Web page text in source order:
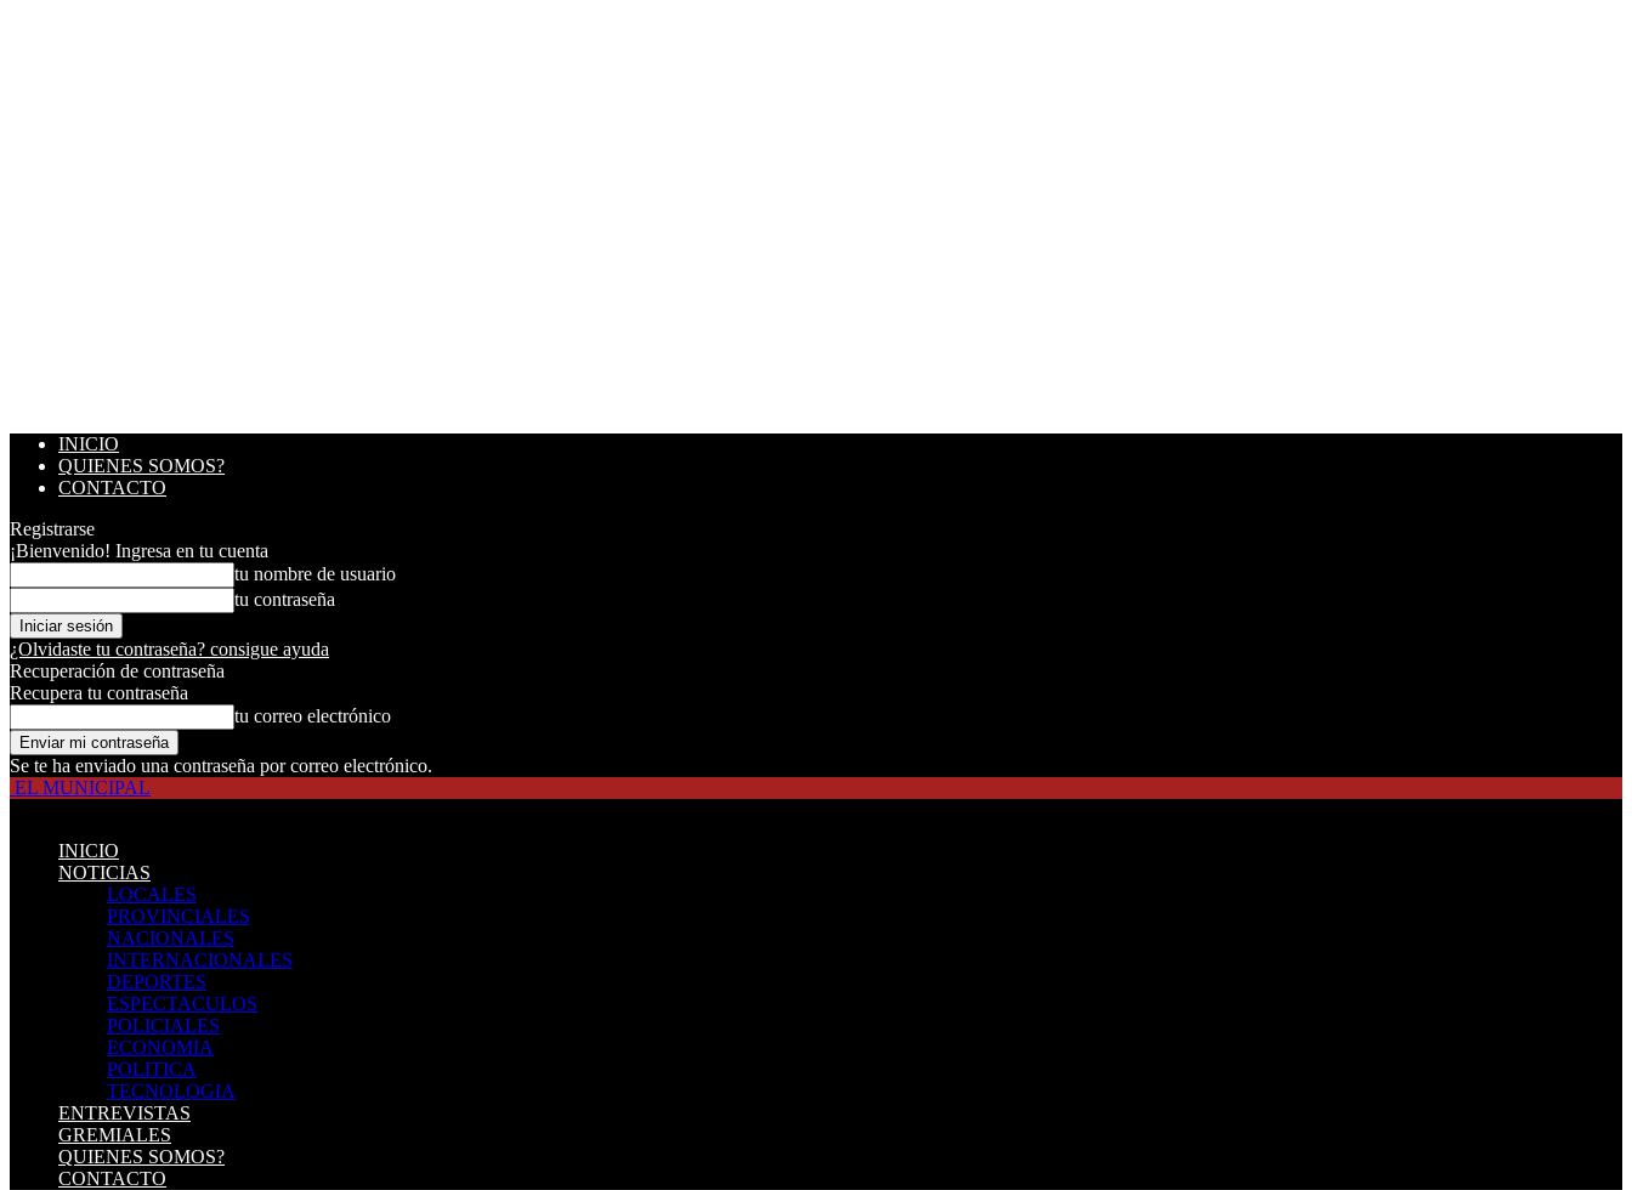
INICIO
QUIENES SOMOS?
CONTACTO
Registrarse
¡Bienvenido! Ingresa en tu cuenta
tu nombre de usuario
tu contraseña
¿Olvidaste tu contraseña? consigue ayuda
Recuperación de contraseña
Recupera tu contraseña
tu correo electrónico
Se te ha enviado una contraseña por correo electrónico.
EL MUNICIPAL
INICIO
NOTICIAS
LOCALES
PROVINCIALES
NACIONALES
INTERNACIONALES
DEPORTES
ESPECTACULOS
POLICIALES
ECONOMIA
POLITICA
TECNOLOGIA
ENTREVISTAS
GREMIALES
QUIENES SOMOS?
CONTACTO